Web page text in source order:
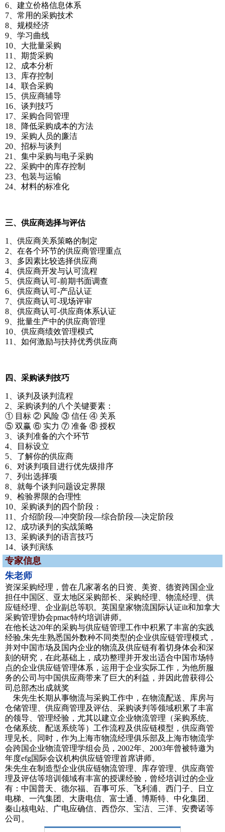
6、建立价格信息体系
7、常用的采购技术
8、规模经济
9、学习曲线
10、大批量采购
11、期货采购
12、成本分析
13、库存控制
14、联合采购
15、供应商辅导
16、谈判技巧
17、采购合同管理
18、降低采购成本的方法
19、采购人员的廉洁
20、招标与谈判
21、集中采购与电子采购
22、采购中的库存控制
23、包装与运输
24、材料的标准化
三、供应商选择与评估
1、供应商关系策略的制定
2、在各个环节的供应商管理重点
3、多因素比较选择供应商
4、供应商开发与认可流程
5、供应商认可-前期书面调查
6、供应商认可-产品认证
7、供应商认可-现场评审
8、供应商认可-供应商体系认证
9、批量生产中的供应商管理
10、供应商绩效管理模式
11、如何激励与扶持优秀供应商
四、采购谈判技巧
1、谈判及谈判流程
2、采购谈判的八个关键要素：
① 目标 ② 风险 ③ 信任 ④ 关系
⑤ 双赢 ⑥ 实力 ⑦ 准备 ⑧ 授权
3、谈判准备的六个环节
4、目标设立
5、了解你的供应商
6、对谈判项目进行优先级排序
7、列出选择项
8、就每个谈判问题设定界限
9、检验界限的合理性
10、采购谈判的四个阶段：
11、介绍阶段—冲突阶段—综合阶段—决定阶段
12、成功谈判的实战策略
13、采购谈判的语言技巧
14、谈判演练
专家信息
朱老师
资深采购经理，曾在几家著名的日资、美资、德资跨国企业
担任中国区、亚太地区采购部长、采购经理、物流经理、供
应链经理、企业副总等职。英国皇家物流国际认证ilt和加拿大
采购管理协会pmac特约培训讲师。
在他长达20年的采购与供应链管理工作中积累了丰富的实践
经验,朱先生熟悉国外数种不同类型的企业供应链管理模式，
并对中国市场及国内企业的物流及供应链有着切身体会和深
刻的研究，在此基础上，成功整理并开发出适合中国市场特
点的企业供应链管理体系，运用于企业实际工作，为他所服
务的公司与中国供应商带来了巨大的利益，并因此曾获得公
司总部杰出成就奖
朱先生长期从事物流与采购工作中，在物流配送、库房与
仓储管理、供应商管理及评估、采购谈判等领域积累了丰富
的领导、管理经验，尤其以建立企业物流管理（采购系统、
仓储系统、配送系统等）工作流程及供应链模型，供应商管
理见长。同时，作为上海市物流经理俱乐部及上海市物流学
会跨国企业物流管理学组会员，2002年、2003年曾被特邀为
年度efg国际会议机构供应链管理首席讲师。
朱先生在制造型企业供应链物流管理、库存管理、供应商管
理及评估等培训领域有丰富的授课经验，曾经培训过的企业
有：中国普天、德尔福、百事可乐、飞利浦、西门子、日立
电梯、一汽集团、大唐电信、富士通、博斯特、中化集团、
秦山核电站、广电应确信、西岱尔、宝洁、三洋、安费诺等
公司。